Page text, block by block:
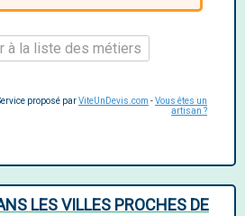
à la liste des métiers
proposé parViteUnDevis.com -Vous êtes un
artisan ?
LES VILLES PROCHES DE